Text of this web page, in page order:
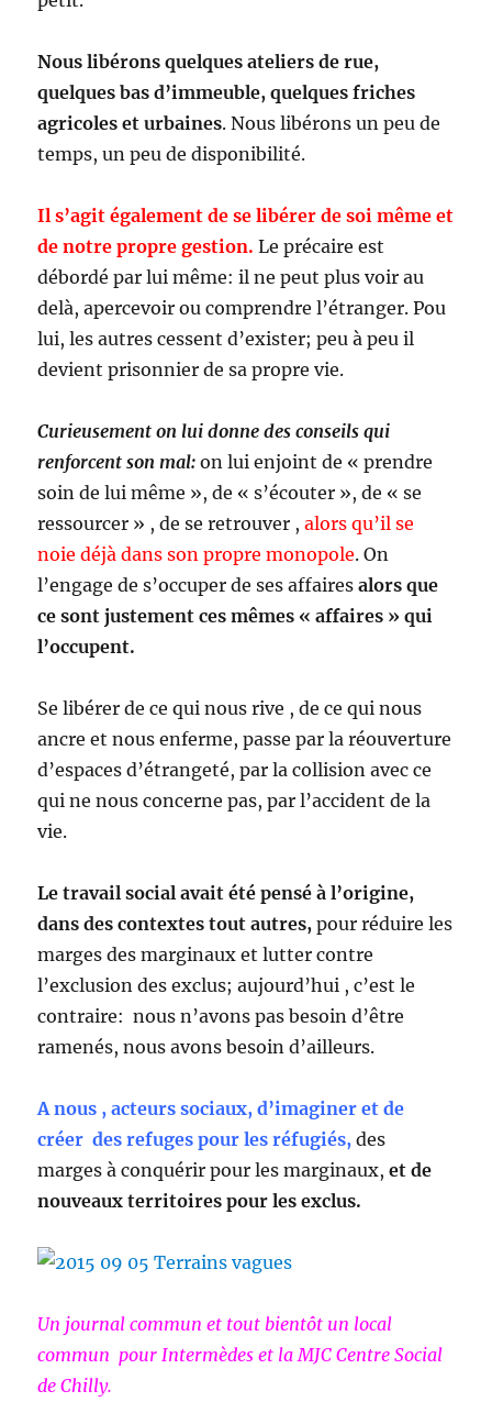
Nous libérons quelques ateliers de rue,
quelques bas d’immeuble, quelques friches
agricoles et urbaines. Nous libérons un peu de
temps, un peu de disponibilité.
Il s’agit également de se libérer de soi même et
de notre propre gestion. Le précaire est
débordé par lui même: il ne peut plus voir au
delà, apercevoir ou comprendre l’étranger. Pou
lui, les autres cessent d’exister; peu à peu il
devient prisonnier de sa propre vie.
Curieusement on lui donne des conseils qui
renforcent son mal: on lui enjoint de « prendre
soin de lui même », de « s’écouter », de « se
ressourcer » , de se retrouver , alors qu’il se
noie déjà dans son propre monopole. On
l’engage de s’occuper de ses affairesalors que
ce sont justement ces mêmes « affaires » qui
l’occupent.
Se libérer de ce qui nous rive , de ce qui nous
ancre et nous enferme, passe par la réouverture
d’espaces d’étrangeté, par la collision avec ce
qui ne nous concerne pas, par l’accident de la
vie.
Le travail social avait été pensé à l’origine,
dans des contextes tout autres, pour réduire les
marges des marginaux et lutter contre
l’exclusion des exclus; aujourd’hui , c’est le
contraire: nous n’avons pas besoin d’être
ramenés, nous avons besoin d’ailleurs.
A nous , acteurs sociaux, d’imaginer et de
créer des refuges pour les réfugiés, des
marges à conquérir pour les marginaux,et de
nouveaux territoires pour les exclus.
Un journal commun et tout bientôt un local
commun pour Intermèdes et la MJC Centre Social
de Chilly.